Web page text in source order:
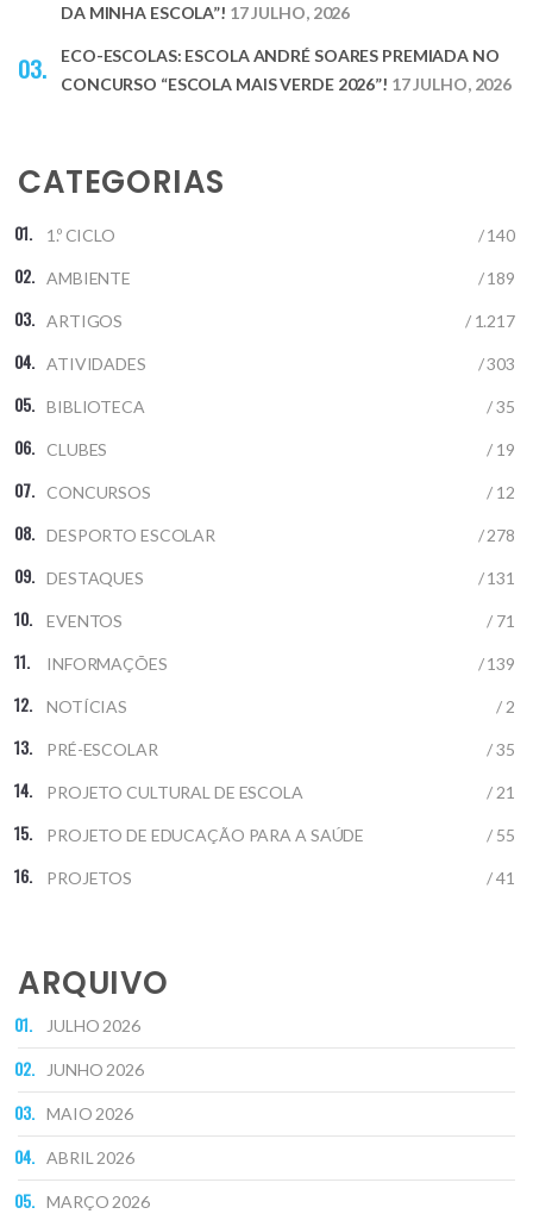
DA MINHA ESCOLA”! 17 JULHO, 2026
ECO-ESCOLAS: ESCOLA ANDRÉ SOARES PREMIADA NO
CONCURSO “ESCOLA MAIS VERDE 2026”! 17 JULHO, 2026
CATEGORIAS
1.º CICLO / 140
AMBIENTE / 189
ARTIGOS / 1.217
ATIVIDADES / 303
BIBLIOTECA / 35
CLUBES / 19
CONCURSOS / 12
DESPORTO ESCOLAR / 278
DESTAQUES / 131
EVENTOS / 71
INFORMAÇÕES / 139
NOTÍCIAS / 2
PRÉ-ESCOLAR / 35
PROJETO CULTURAL DE ESCOLA / 21
PROJETO DE EDUCAÇÃO PARA A SAÚDE / 55
PROJETOS / 41
ARQUIVO
JULHO 2026
JUNHO 2026
MAIO 2026
ABRIL 2026
MARÇO 2026